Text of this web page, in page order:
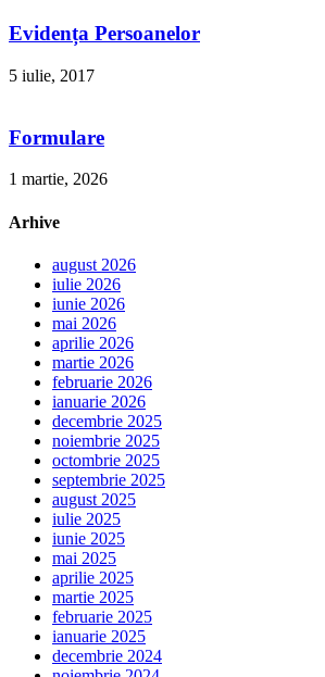
Evidența Persoanelor
5 iulie, 2017
Formulare
1 martie, 2026
Arhive
august 2026
iulie 2026
iunie 2026
mai 2026
aprilie 2026
martie 2026
februarie 2026
ianuarie 2026
decembrie 2025
noiembrie 2025
octombrie 2025
septembrie 2025
august 2025
iulie 2025
iunie 2025
mai 2025
aprilie 2025
martie 2025
februarie 2025
ianuarie 2025
decembrie 2024